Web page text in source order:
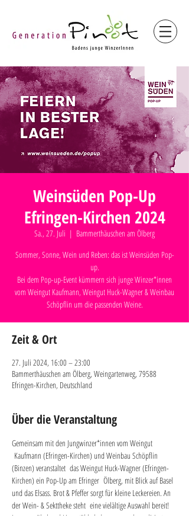
Weinsüden Pop-Up
Efringen-Kirchen 2024
Sa., 27. Juli
  |
Bammerthäuschen am Ölberg
Sommer, Sonne, Wein und Reben: das ist Weinsüden Pop-
up.
Bei dem Pop-up-Event kümmern sich junge Winzer*innen
vom Weingut Kaufmann, Weingut Huck-Wagner & Weinbau
Schöpflin um die passenden Weine.
Zeit & Ort
27. Juli 2024, 16:00 – 23:00
Bammerthäuschen am Ölberg, Weingartenweg, 79588
Efringen-Kirchen, Deutschland
Über die Veranstaltung
Gemeinsam mit den Jungwinzer*innen vom Weingut
Kaufmann (Efringen-Kirchen) und Weinbau Schöpflin
(Binzen) veranstaltet  das Weingut Huck-Wagner (Efringen-
Kirchen) ein Pop-Up am Efringer  Ölberg, mit Blick auf Basel
und das Elsass. Brot & Pfeffer sorgt für kleine Leckereien. An
der Wein- & Sekttheke steht  eine vielältige Auswahl bereit!
Loungemöbel und Liegestühle laden zum  unkomplizierten